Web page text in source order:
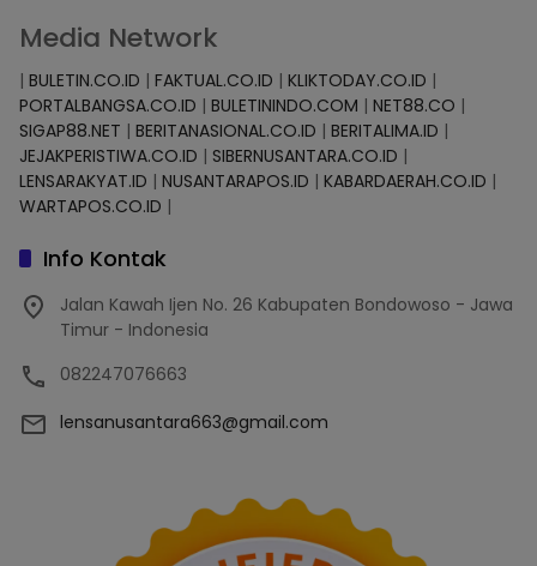
Media Network
| BULETIN.CO.ID | FAKTUAL.CO.ID | KLIKTODAY.CO.ID |
PORTALBANGSA.CO.ID | BULETININDO.COM | NET88.CO |
SIGAP88.NET | BERITANASIONAL.CO.ID | BERITALIMA.ID |
JEJAKPERISTIWA.CO.ID | SIBERNUSANTARA.CO.ID |
LENSARAKYAT.ID | NUSANTARAPOS.ID | KABARDAERAH.CO.ID |
WARTAPOS.CO.ID |
Info Kontak
Jalan Kawah Ijen No. 26 Kabupaten Bondowoso - Jawa
Timur - Indonesia
082247076663
lensanusantara663@gmail.com